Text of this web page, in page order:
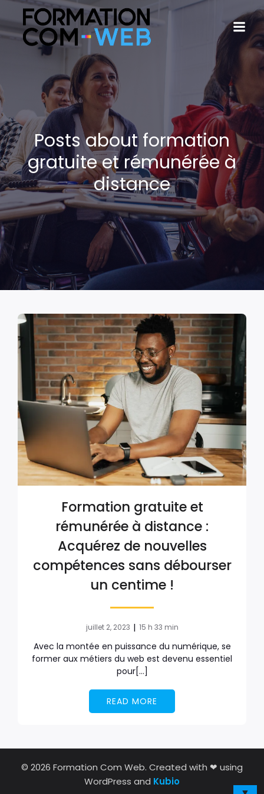
Posts about formation
gratuite et rémunérée à
distance
Formation gratuite et
rémunérée à distance :
Acquérez de nouvelles
compétences sans débourser
un centime !
juillet 2, 2023 | 15 h 33 min
Avec la montée en puissance du numérique, se
former aux métiers du web est devenu essentiel
pour[…]
READ MORE
© 2026 Formation Com Web. Created with ❤ using
WordPress and Kubio